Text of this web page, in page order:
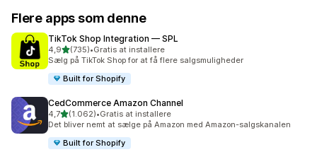
Flere apps som denne
TikTok Shop Integration — SPL
4,9ud af 5 stjerner
(735)
735 anmeldelser i alt
•Gratis at installere
Sælg på TikTok Shop for at få flere salgsmuligheder
Built for Shopify
CedCommerce Amazon Channel
4,7ud af 5 stjerner
(1.062)
1062 anmeldelser i alt
•Gratis at installere
Det bliver nemt at sælge på Amazon med Amazon-salgskanalen
Built for Shopify